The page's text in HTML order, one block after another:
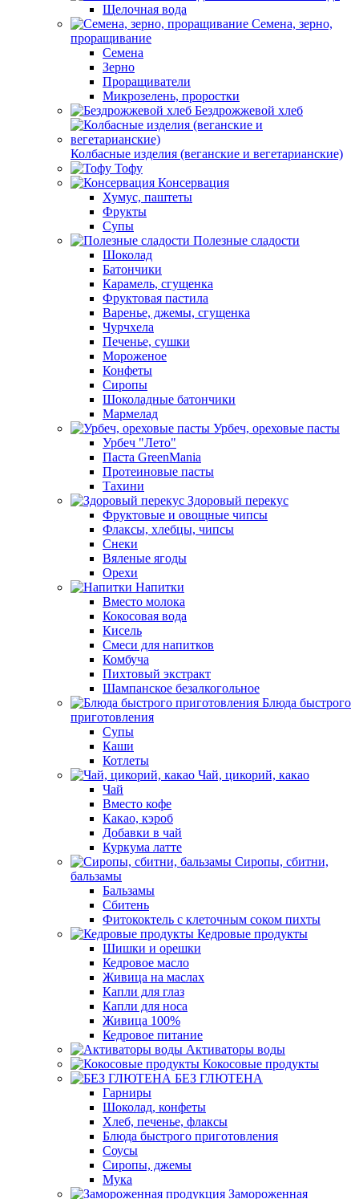
Щелочная вода
Семена, зерно,
проращивание
Семена
Зерно
Проращиватели
Микрозелень, проростки
Бездрожжевой хлеб
Колбасные изделия (веганские и вегетарианские)
Тофу
Консервация
Хумус, паштеты
Фрукты
Супы
Полезные сладости
Шоколад
Батончики
Карамель, сгущенка
Фруктовая пастила
Варенье, джемы, сгущенка
Чурчхела
Печенье, сушки
Мороженое
Конфеты
Сиропы
Шоколадные батончики
Мармелад
Урбеч, ореховые пасты
Урбеч "Лето"
Паста GreenMania
Протеиновые пасты
Тахини
Здоровый перекус
Фруктовые и овощные чипсы
Флаксы, хлебцы, чипсы
Снеки
Вяленые ягоды
Орехи
Напитки
Вместо молока
Кокосовая вода
Кисель
Смеси для напитков
Комбуча
Пихтовый экстракт
Шампанское безалкогольное
Блюда быстрого
приготовления
Супы
Каши
Котлеты
Чай, цикорий, какао
Чай
Вместо кофе
Какао, кэроб
Добавки в чай
Куркума латте
Сиропы, сбитни,
бальзамы
Бальзамы
Сбитень
Фитококтель с клеточным соком пихты
Кедровые продукты
Шишки и орешки
Кедровое масло
Живица на маслах
Капли для глаз
Капли для носа
Живица 100%
Кедровое питание
Активаторы воды
Кокосовые продукты
БЕЗ ГЛЮТЕНА
Гарниры
Шоколад, конфеты
Хлеб, печенье, флаксы
Блюда быстрого приготовления
Соусы
Сиропы, джемы
Мука
Замороженная